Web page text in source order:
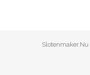
Slotenmaker.Nu |